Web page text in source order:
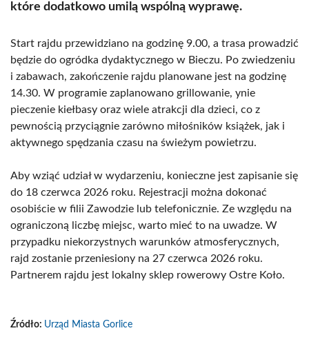
które dodatkowo umilą wspólną wyprawę.
Start rajdu przewidziano na godzinę 9.00, a trasa prowadzić
będzie do ogródka dydaktycznego w Bieczu. Po zwiedzeniu
i zabawach, zakończenie rajdu planowane jest na godzinę
14.30. W programie zaplanowano grillowanie, ynie
pieczenie kiełbasy oraz wiele atrakcji dla dzieci, co z
pewnością przyciągnie zarówno miłośników książek, jak i
aktywnego spędzania czasu na świeżym powietrzu.
Aby wziąć udział w wydarzeniu, konieczne jest zapisanie się
do 18 czerwca 2026 roku. Rejestracji można dokonać
osobiście w filii Zawodzie lub telefonicznie. Ze względu na
ograniczoną liczbę miejsc, warto mieć to na uwadze. W
przypadku niekorzystnych warunków atmosferycznych,
rajd zostanie przeniesiony na 27 czerwca 2026 roku.
Partnerem rajdu jest lokalny sklep rowerowy Ostre Koło.
Źródło: Urząd Miasta Gorlice